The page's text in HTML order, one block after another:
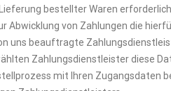
bestellter Waren
Abwicklung von Zahlungen die
uns beauftragte
Zahlungsdienstleister diese
mit Ihren Zugangsdaten